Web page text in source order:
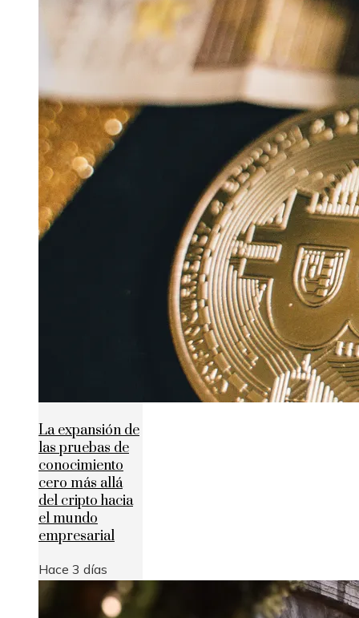
La expansión de
las pruebas de
conocimiento
cero más allá
del cripto hacia
el mundo
empresarial
Hace 3 días